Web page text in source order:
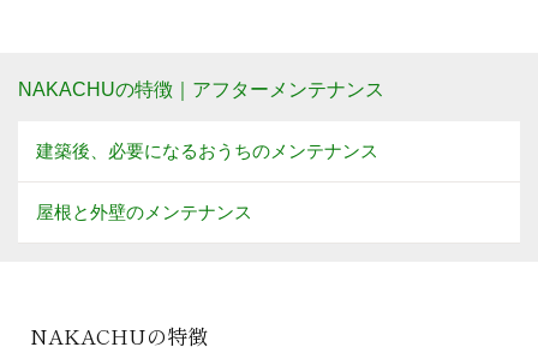
NAKACHUの特徴｜アフターメンテナンス
建築後、必要になるおうちのメンテナンス
屋根と外壁のメンテナンス
NAKACHUの特徴